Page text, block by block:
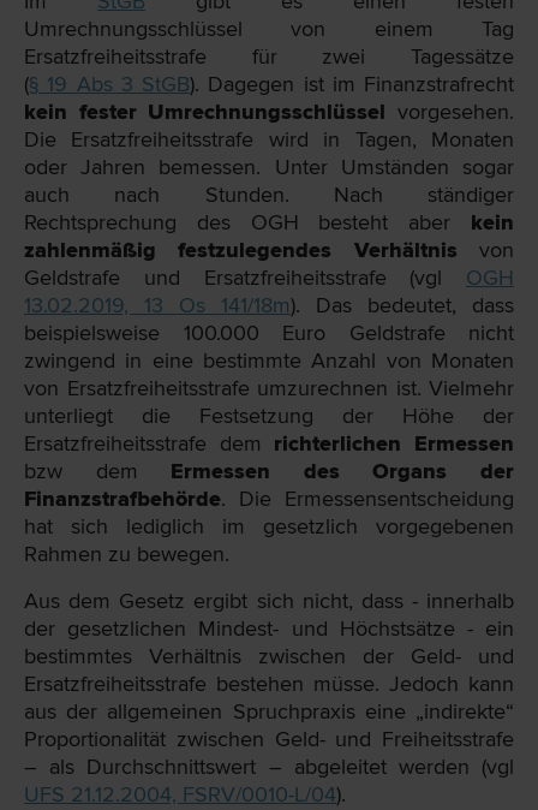
Umrechnungsschlüssel von einem Tag
Ersatzfreiheitsstrafe für zwei Tagessätze
(§ 19 Abs 3 StGB). Dagegen ist im Finanzstrafrecht
kein fester Umrechnungsschlüssel vorgesehen.
Die Ersatzfreiheitsstrafe wird in Tagen, Monaten
oder Jahren bemessen. Unter Umständen sogar
auch nach Stunden. Nach ständiger
Rechtsprechung des OGH besteht aber kein
zahlenmäßig festzulegendes Verhältnis von
Geldstrafe und Ersatzfreiheitsstrafe (vgl OGH
13.02.2019, 13 Os 141/18m). Das bedeutet, dass
beispielsweise 100.000 Euro Geldstrafe nicht
zwingend in eine bestimmte Anzahl von Monaten
von Ersatzfreiheitsstrafe umzurechnen ist. Vielmehr
unterliegt die Festsetzung der Höhe der
Ersatzfreiheitsstrafe dem richterlichen Ermessen
bzw dem Ermessen des Organs der
Finanzstrafbehörde. Die Ermessensentscheidung
hat sich lediglich im gesetzlich vorgegebenen
Rahmen zu bewegen.
Aus dem Gesetz ergibt sich nicht, dass - innerhalb
der gesetzlichen Mindest- und Höchstsätze - ein
bestimmtes Verhältnis zwischen der Geld- und
Ersatzfreiheitsstrafe bestehen müsse. Jedoch kann
aus der allgemeinen Spruchpraxis eine „indirekte“
Proportionalität zwischen Geld- und Freiheitsstrafe
– als Durchschnittswert – abgeleitet werden (vgl
UFS 21.12.2004, FSRV/0010-L/04).